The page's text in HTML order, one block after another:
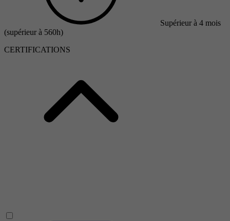
Supérieur à 4 mois
(supérieur à 560h)
CERTIFICATIONS